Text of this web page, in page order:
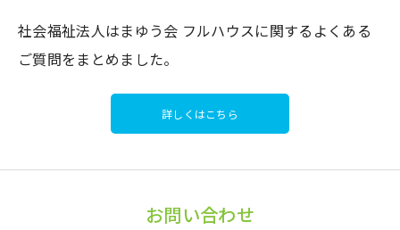
社会福祉法人はまゆう会 フルハウスに関するよくある
ご質問をまとめました。
詳しくはこちら
お問い合わせ